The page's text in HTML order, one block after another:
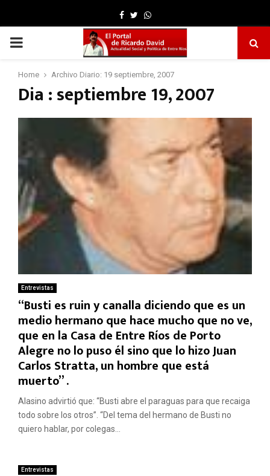
Facebook
TwitterWhatsapp
PRIMARY
MENU
Home Archivo Diario: 19 septiembre, 2007
Dia : septiembre 19, 2007
Entrevistas
“Busti es ruin y canalla diciendo que es un
medio hermano que hace mucho que no ve,
que en la Casa de Entre Ríos de Porto
Alegre no lo puso él sino que lo hizo Juan
Carlos Stratta, un hombre que está
muerto” .
Alasino advirtió que: “Busti abre el paraguas para que recaiga
todo sobre los otros”. “Del tema del hermano de Busti no
quiero hablar, por colegas...
Entrevistas